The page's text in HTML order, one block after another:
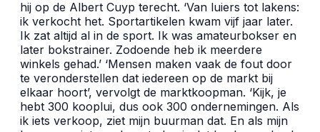
hij op de Albert Cuyp terecht. ‘Van luiers tot lakens:
ik verkocht het. Sportartikelen kwam vijf jaar later.
Ik zat altijd al in de sport. Ik was amateurbokser en
later bokstrainer. Zodoende heb ik meerdere
winkels gehad.’ ‘Mensen maken vaak de fout door
te veronderstellen dat iedereen op de markt bij
elkaar hoort’, vervolgt de marktkoopman. ‘Kijk, je
hebt 300 kooplui, dus ook 300 ondernemingen. Als
ik iets verkoop, ziet mijn buurman dat. En als mijn